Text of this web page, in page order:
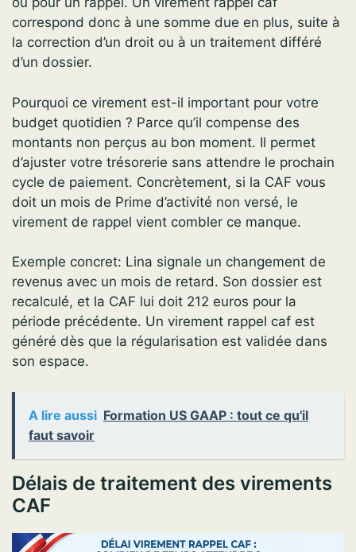
correspond donc à une somme due en plus, suite à
la correction d’un droit ou à un traitement différé
d’un dossier.
Pourquoi ce virement est-il important pour votre
budget quotidien ? Parce qu’il compense des
montants non perçus au bon moment. Il permet
d’ajuster votre trésorerie sans attendre le prochain
cycle de paiement. Concrètement, si la CAF vous
doit un mois de Prime d’activité non versé, le
virement de rappel vient combler ce manque.
Exemple concret: Lina signale un changement de
revenus avec un mois de retard. Son dossier est
recalculé, et la CAF lui doit 212 euros pour la
période précédente. Un virement rappel caf est
généré dès que la régularisation est validée dans
son espace.
A lire aussi Formation US GAAP : tout ce qu'il
faut savoir
Délais de traitement des virements
CAF